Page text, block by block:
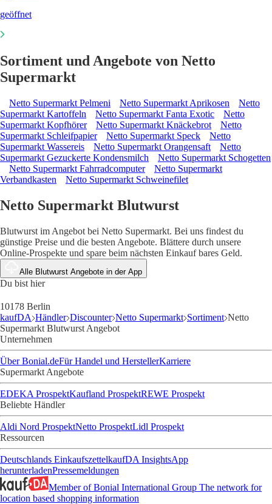
geöffnet
Sortiment und Angebote von Netto
Supermarkt
Netto Supermarkt Pelmeni Netto Supermarkt Aprikosen
Netto
Supermarkt Kartoffeln
Netto Supermarkt Fanta Exotic
Netto
Supermarkt Kopfhörer
Netto Supermarkt Knäckebrot
Netto
Supermarkt Schleifpapier
Netto Supermarkt Speck
Netto
Supermarkt Wassereis
Netto Supermarkt Orangensaft
Netto
Supermarkt Gezuckerte Kondensmilch
Netto Supermarkt Schogetten
Netto Supermarkt Fahrradcomputer
Netto Supermarkt
Verbandkasten
Netto Supermarkt Schweinefilet
Netto Supermarkt Blutwurst
Blutwurst im Angebot bei Netto Supermarkt. Bei uns findest du
günstige Preise und die besten Angebote. Blättere durch unsere
Online-Prospekte und spare beim nächsten Einkauf bares Geld.
Alle Blutwurst Angebote in der App
Du bist hier
10178 Berlin
kaufDA Händler Discounter Netto Supermarkt Sortiment Netto
Supermarkt Blutwurst Angebot
Unternehmen
Über Bonial.deFür Handel und HerstellerKarriere
Supermarkt Angebote
EDEKA ProspektKaufland ProspektREWE Prospekt
Beliebte Händler
Aldi Nord ProspektNetto ProspektLidl Prospekt
Ressourcen
Deutschlands EinkaufszettelkaufDA InsightsApp
herunterladenPressemeldungen
Member of Bonial International Group The network for
location based shopping information